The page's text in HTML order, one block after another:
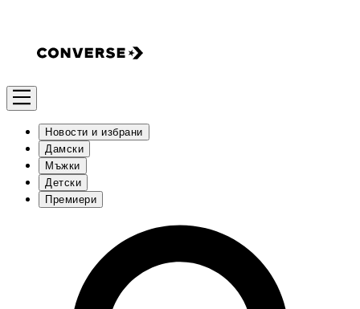
Новости и избрани
Дамски
Мъжки
Детски
Премиери